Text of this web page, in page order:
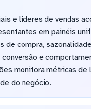
e líderes de vendas
em painéis
de compra,
e
monitora métricas
do negócio.